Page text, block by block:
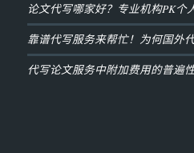
论文代写哪家好？专业机构PK个
靠谱代写服务来帮忙！为何国外
代写论文服务中附加费用的普遍